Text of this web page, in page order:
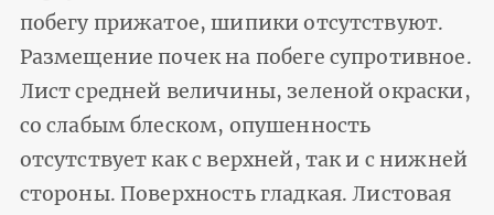
побегу прижатое, шипики отсутствуют.
Размещение почек на побеге супротивное.
Лист средней величины, зеленой окраски,
со слабым блеском, опушенность
отсутствует как с верхней, так и с нижней
стороны. Поверхность гладкая. Листовая